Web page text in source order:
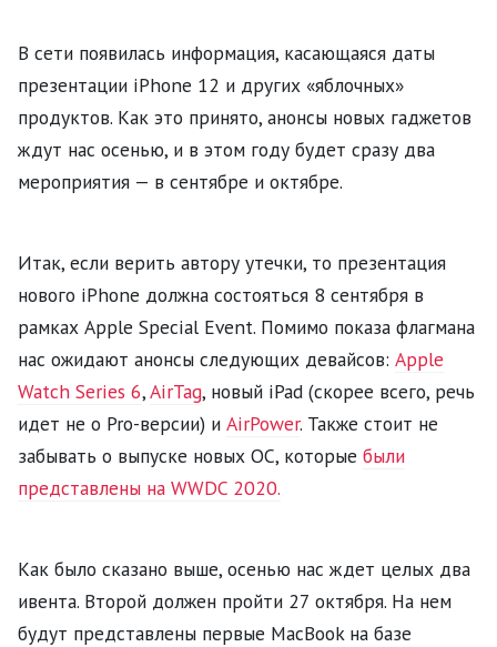
В сети появилась информация, касающаяся даты
презентации iPhone 12 и других «яблочных»
продуктов. Как это принято, анонсы новых гаджетов
ждут нас осенью, и в этом году будет сразу два
мероприятия — в сентябре и октябре.
Итак, если верить автору утечки, то презентация
нового iPhone должна состояться 8 сентября в
рамках Apple Special Event. Помимо показа флагмана
нас ожидают анонсы следующих девайсов: Apple
Watch Series 6,AirTag, новый iPad (скорее всего, речь
идет не о Pro-версии) и AirPower. Также стоит не
забывать о выпуске новых ОС, которые были
представлены на WWDC 2020.
Как было сказано выше, осенью нас ждет целых два
ивента. Второй должен пройти 27 октября. На нем
будут представлены первые MacBook на базе